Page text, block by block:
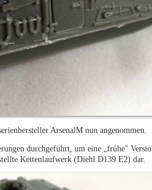
ArsenalM nun angenommen.
durchgeführt, um eine „frühe"
Kettenlaufwerk (Diehl D139 E2) dar.